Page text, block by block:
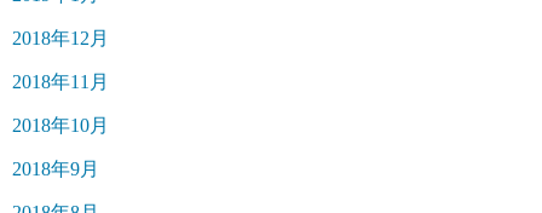
2018年12月
2018年11月
2018年10月
2018年9月